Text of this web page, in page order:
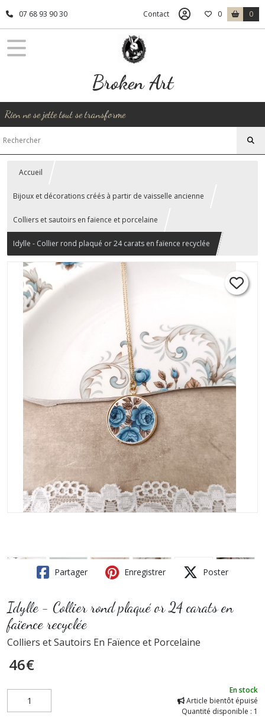
07 68 93 90 30 Contact 0 0
Broken Art
Rien ne se jette tout se transforme
Accueil
Bijoux et décorations créés à partir de vaisselle ancienne
Colliers et sautoirs en faïence et porcelaine
Idylle - Collier rond plaqué or 24 carats en faïence recyclée
Partager Enregistrer Poster
Idylle - Collier rond plaqué or 24 carats en
faïence recyclée
Colliers et Sautoirs En Faïence et Porcelaine
46€
En stock
Article bientôt épuisé
Quantité disponible : 1